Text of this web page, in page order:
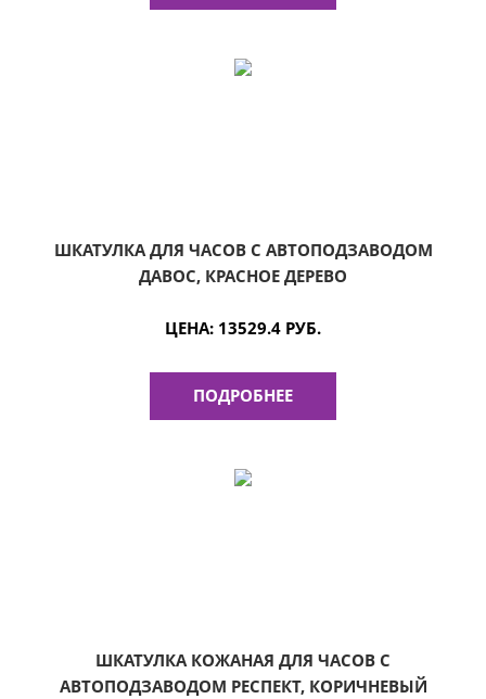
ШКАТУЛКА ДЛЯ ЧАСОВ С АВТОПОДЗАВОДОМ
ДАВОС, КРАСНОЕ ДЕРЕВО
ЦЕНА: 13529.4 РУБ.
ПОДРОБНЕЕ
ШКАТУЛКА КОЖАНАЯ ДЛЯ ЧАСОВ С
АВТОПОДЗАВОДОМ РЕСПЕКТ, КОРИЧНЕВЫЙ